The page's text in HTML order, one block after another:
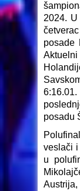
2024.
posade
posadu
veslači i
u